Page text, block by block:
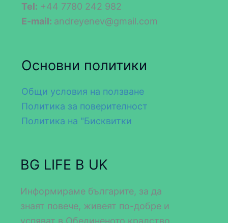
Tel: +44 7780 242 982
E-mail: andreyenev@gmail.com
Основни политики
Общи условия на ползване
Политика за поверителност
Политика на "Бисквитки
BG LIFE В UK
Информираме българите, за да
знаят повече, живеят по-добре и
успяват в Обединеното кралство.